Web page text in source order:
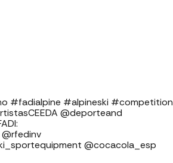
#fadialpine #alpineski #competition
@deporteand
@cocacola_esp